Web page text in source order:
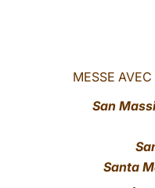
MESSE
San
Santa